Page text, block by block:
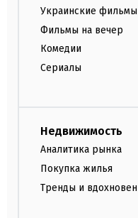
Украинские фильмы
Фильмы на вечер
Комедии
Сериалы
Недвижимость
Аналитика рынка
Покупка жилья
Тренды и